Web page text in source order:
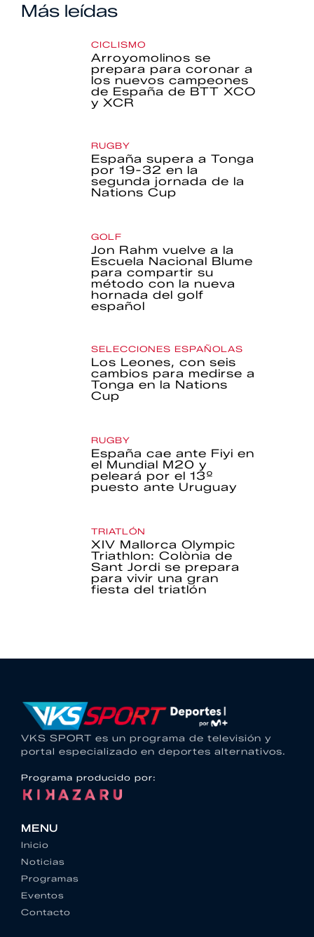
Más leídas
CICLISMO
Arroyomolinos se
prepara para coronar a
los nuevos campeones
de España de BTT XCO
y XCR
RUGBY
España supera a Tonga
por 19-32 en la
segunda jornada de la
Nations Cup
GOLF
Jon Rahm vuelve a la
Escuela Nacional Blume
para compartir su
método con la nueva
hornada del golf
español
SELECCIONES ESPAÑOLAS
Los Leones, con seis
cambios para medirse a
Tonga en la Nations
Cup
RUGBY
España cae ante Fiyi en
el Mundial M20 y
peleará por el 13º
puesto ante Uruguay
TRIATLÓN
XIV Mallorca Olympic
Triathlon: Colònia de
Sant Jordi se prepara
para vivir una gran
fiesta del triatlón
VKS SPORT es un programa de televisión y
portal especializado en deportes alternativos.
Programa producido por:
MENU
Inicio
Noticias
Programas
Eventos
Contacto